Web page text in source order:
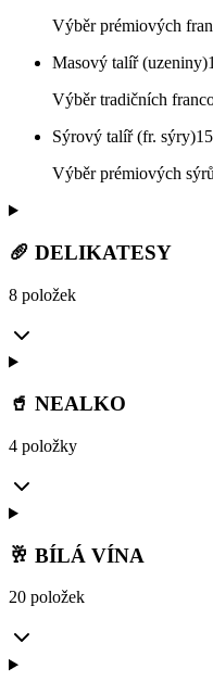
Výběr prémiových
Masový talíř (uzeniny)
Výběr tradičních
Sýrový talíř (fr. sýry)
Výběr prémiových
🥖 DELIKATESY
8 položek
🥤 NEALKO
4 položky
🥂 BÍLÁ VÍNA
20 položek